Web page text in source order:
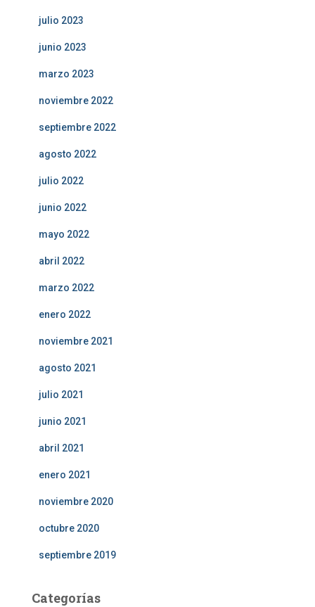
julio 2023
junio 2023
marzo 2023
noviembre 2022
septiembre 2022
agosto 2022
julio 2022
junio 2022
mayo 2022
abril 2022
marzo 2022
enero 2022
noviembre 2021
agosto 2021
julio 2021
junio 2021
abril 2021
enero 2021
noviembre 2020
octubre 2020
septiembre 2019
Categorías